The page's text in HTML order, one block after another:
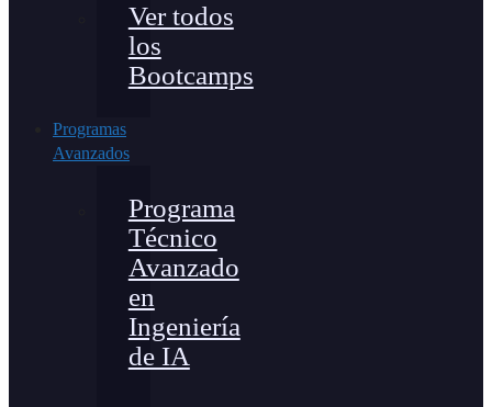
Ver todos
los
Bootcamps
Programas
Avanzados
Programa
Técnico
Avanzado
en
Ingeniería
de IA